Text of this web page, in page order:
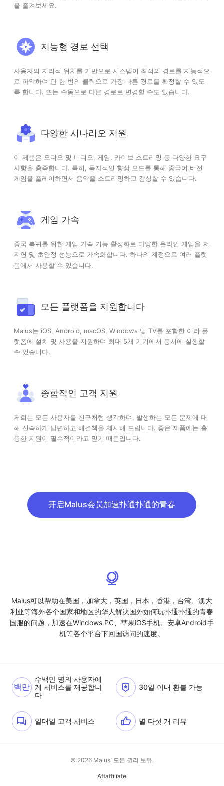
을 즐겨보세요.
지능형 경로 선택
사용자의 지리적 위치를 기반으로 시스템이 최적의 경로를 지능적으
로 파악하여 단 한 번의 클릭으로 가장 빠른 경로를 확정할 수 있도
록 합니다. 또는 수동으로 다른 경로로 변경할 수도 있습니다.
다양한 시나리오 지원
이 제품은 오디오 및 비디오, 게임, 라이브 스트리밍 등 다양한 요구
사항을 충족합니다. 특히, 독자적인 향상 모드를 통해 중국어 버전
게임을 플레이하면서 음악을 스트리밍하고 감상할 수 있습니다.
게임 가속
중국 복귀를 위한 게임 가속 기능 활성화로 다양한 온라인 게임을 저
지연 및 초안정 성능으로 가속화합니다. 하나의 계정으로 여러 플랫
폼에서 사용할 수 있습니다.
모든 플랫폼을 지원합니다
Malus는 iOS, Android, macOS, Windows 및 TV를 포함한 여러 플
랫폼에 설치 및 사용을 지원하며 최대 5개 기기에서 동시에 실행할
수 있습니다.
종합적인 고객 지원
저희는 모든 사용자를 친구처럼 생각하며, 발생하는 모든 문제에 대
해 신속하게 답변하고 해결책을 제시해 드립니다. 좋은 제품에는 훌
륭한 지원이 필수적이라고 믿기 때문입니다.
开启Malus会员加速扑通扑通的青春
Malus可以帮助在美国，加拿大，英国，日本，香港，台湾、澳大
利亚等海外各个国家和地区的华人解决国外如何玩扑通扑通的青春
国服的问题，加速在Windows PC、苹果iOS手机、安卓Android手
机等各个平台下回国访问的速度。
백만
수백만 명의 사용자에
게 서비스를 제공합니
다
30일 이내 환불 가능
일대일 고객 서비스 별 다섯 개 리뷰
© 2026 Malus. 모든 권리 보유.
Affaffiliate